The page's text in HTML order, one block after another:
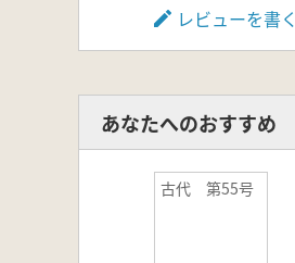
レビューを書く
あなたへのおすすめ
古代 第55号